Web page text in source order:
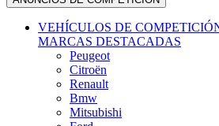
VEHÍCULOS DE COMPETICIÓN
MARCAS DESTACADAS
Peugeot
Citroën
Renault
Bmw
Mitsubishi
Ford
Porsche